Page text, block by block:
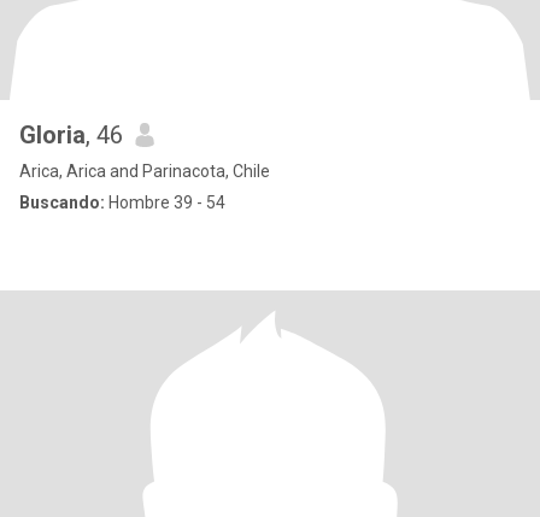
Gloria, 46
Arica, Arica and Parinacota, Chile
Buscando: Hombre 39 - 54